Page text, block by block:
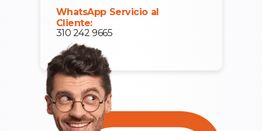
WhatsApp Servicio al
Cliente:
310 242 9665